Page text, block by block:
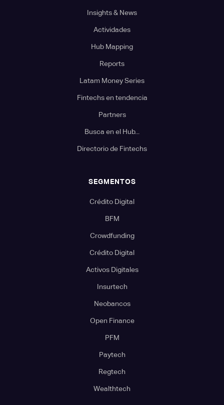
Insights & News
Actividades
Hub Mapping
Reports
Latam Money Series
Fintechs en tendencia
Partners
Busca en el Hub...
Directorio de Fintechs
SEGMENTOS
Crédito Digital
BFM
Crowdfunding
Crédito Digital
Activos Digitales
Insurtech
Neobancos
Open Finance
PFM
Paytech
Regtech
Wealthtech